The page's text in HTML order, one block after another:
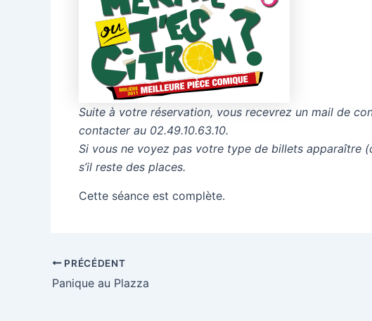
Suite à votre réservation, vous recevrez un mail de
contacter au 02.49.10.63.10.
Si vous ne voyez pas votre type de billets apparaître
s’il reste des places.
Cette séance est complète.
PRÉCÉDENT
Panique au Plazza